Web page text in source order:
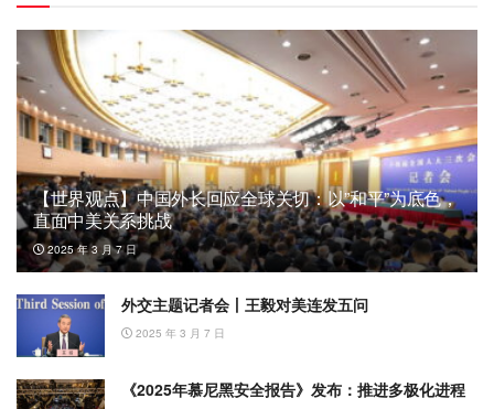
【世界观点】中国外长回应全球关切：以”和平”为底色，
直面中美关系挑战
2025 年 3 月 7 日
外交主题记者会丨王毅对美连发五问
2025 年 3 月 7 日
《2025年慕尼黑安全报告》发布：推进多极化进程